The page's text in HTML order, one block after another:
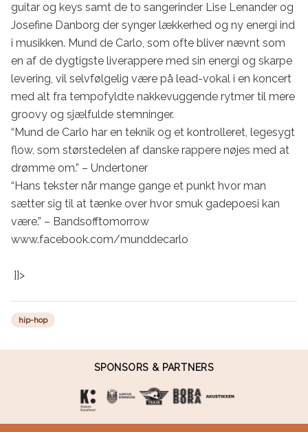
guitar og keys samt de to sangerinder Lise Lenander og
Josefine Danborg der synger lækkerhed og ny energi ind
i musikken. Mund de Carlo, som ofte bliver nævnt som
en af de dygtigste liverappere med sin energi og skarpe
levering, vil selvfølgelig være på lead-vokal i en koncert
med alt fra tempofyldte nakkevuggende rytmer til mere
groovy og sjælfulde stemninger.
“Mund de Carlo har en teknik og et kontrolleret, legesygt
flow, som størstedelen af danske rappere nøjes med at
drømme om.” – Undertoner
“Hans tekster når mange gange et punkt hvor man
sætter sig til at tænke over hvor smuk gadepoesi kan
være.” – Bandsofftomorrow
www.facebook.com/munddecarlo
]]>
hip-hop
SPONSORS & PARTNERS